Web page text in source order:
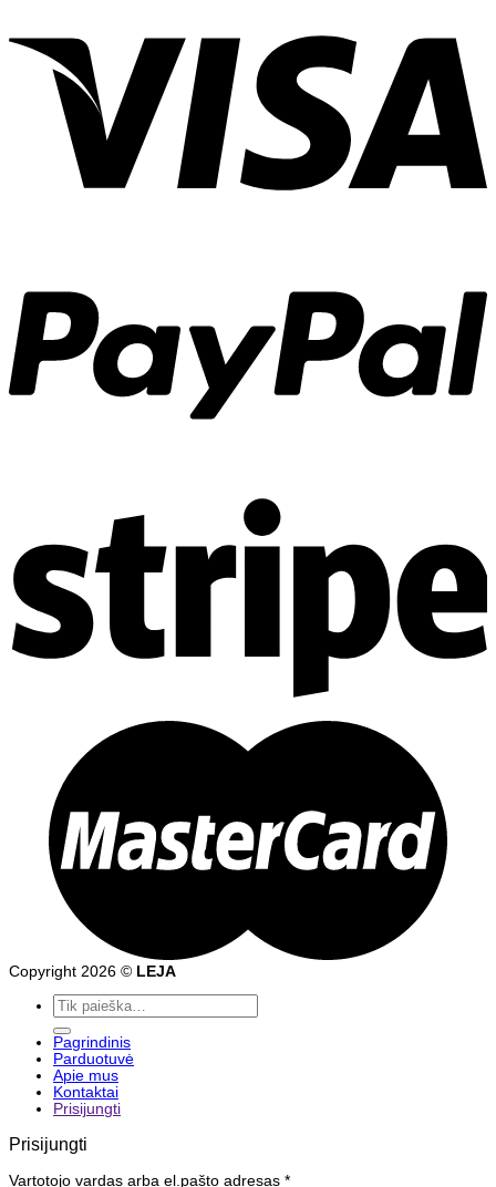
Copyright 2026 © LEJA
Ieškoti:
Pagrindinis
Parduotuvė
Apie mus
Kontaktai
Prisijungti
Prisijungti
Vartotojo vardas arba el.pašto adresas *